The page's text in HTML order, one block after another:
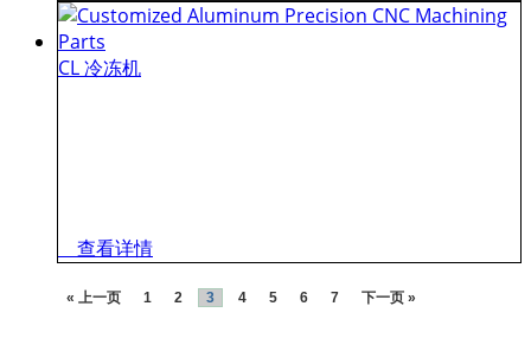
CL 冷冻机
查看详情
« 上一页 1 2 3 4 5 6 7 下一页 »